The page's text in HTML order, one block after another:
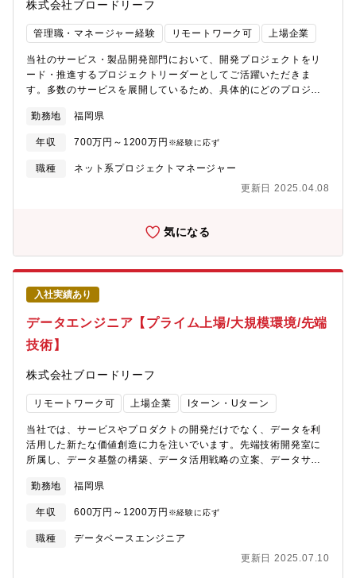
JavaScript（TypeScript、Angular）、HTML5、
CSS3（Sass）・ツール・プラットフォーム: Eclipse、IntelliJ、
Visual Studio Code、Docker、Jenkins、CI/CD、
Kubernetes、nginx、GitLab・データベース: Cassandra、
Elasticsearch、Redis、CloudSQL・クラウド: GCP、AWS・
OS: Windows、macOS、Linux、Android、iOS【同社の魅力】
ケージメーカー』として、業務支援パッケージシステムを提供
年のビジネス展開で培った日本有数のビッグデータ※です。今後
はこのデータを活かし、整備工場や部品商などをつなぐクラウド
ていこうと考えております。クラウド開発部門を大幅に強化する
が、車の出回る台数は減少していません。ガソリン車からEVに変
わり整備のニーズやバリエーションが増える一方で整備業者は減
少の傾向にあります。整備業者の1社1社が効率的なメンテナンス
を求められる中、業務効率（アナログ→デジタル）システムのニ
ーズが上昇しています。業界シェアNo1である当社が、取引先ひ
いては業界のDXを推進していきたいと考えております。「パッケ
ージメーカー」から自動車アフターマーケット全体を支援する
『プラットフォーマー』として、自動車アフターマーケットを支
える各事業者や3rdパーティー保有するベンダー、ユーザーをシー
す。※当社は、国内における3台に1台（約1682万台）の車両デー
ータなどを保有しています。（車の仕様：48万点以上／車の部品
株式会社ブロードリーフ
管理職・マネージャー経験 リモートワーク可 上場企業
当社のサービス・製品開発部門において、開発プロジェクトをリ
ード・推進するプロジェクトリーダーとしてご活躍いただきま
す。多数のサービスを展開しているため、具体的にどのプロジェ
じてアサインを予定しております。※勤務地によって業務内容が
変わることはありません、福岡へのUターン・Iターンも歓迎です
【募集背景】現在、多数のプロジェクトが並行して動いており、
業績も大きく伸びている最中です。更なる事業の成長と市場の需
ップシェアを誇るエンタープライズサービスのプラットフォーム
技術の研究開発を実施しています。「エンタープライズサービス
こそ革新が必要！」をテーマに、大規模エンタープライズシステ
ムを最新のアーキテクチャで再定義しています。 マイクロサービ
ス アーキテクチャ、マルチクラウド、 AIサービスを開発するため
の、プラットフォームやフレームワークの開発・保守に携わって
いただきます。【想定ポジション】・基盤エンジニア・システム
アーキテクト・ソフトウェア エンジニア・データベース アドミニ
ストレーター・クラウド インフラ・ネットワーク エンジニア・AI
エンジニア、データサイエンティスト・SRE エンジニア※幅広い
レンジしたい分野」をぜひお聞かせください。複数の職種を跨ぐ
マルチスキル職も歓迎です。【テクノロジーキーワード】当部署
が関連するキーワードです、興味ある方はぜひご応募ください・
散データストア Cassandra, Eladticsearch・データレイク,
DWH・機械学習, 自然言語学習・SRE★ポジションの魅力・ハイ
スキルなエンジニアに囲まれた環境で、事業成長と共にエンジニ
アとしても成長できる・業界No1のプラットフォーマーとして、
として、GCPや関連サービスの深い知見と技術スキルを磨ける
勤務地 福岡県
年収 700万円～1200万円 ※経験に応ず
職種
ネット系プロジェクトマネージャー
更新日 2025.04.08
気になる
入社実績あり
データエンジニア【プライム上場/大規模環境/先端
技術】
株式会社ブロードリーフ
リモートワーク可 上場企業 Iターン・Uターン
当社では、サービスやプロダクトの開発だけでなく、データを利
活用した新たな価値創造に力を注いでいます。先端技術開発室に
所属し、データ基盤の構築、データ活用戦略の立案、データサイ
を募集します。※勤務地によって業務内容が変わることはありま
せん、福岡へのUターン・Iターンも歓迎です【募集背景】組織強
化のための増員です。同社は現在を第二創業期として捉えてお
り、更なる事業拡大・サービス拡大にあたっては社内外向けのセ
署の立ち上げも含めて、セキュリティに関する幅広い知見があ
勤務地 福岡県
年収 600万円～1200万円 ※経験に応ず
職種
データベースエンジニア
更新日 2025.07.10